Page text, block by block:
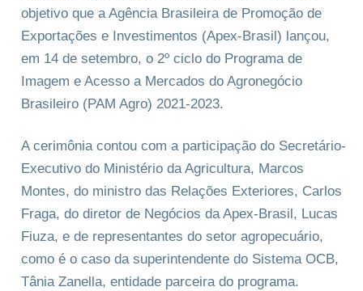
objetivo que a Agência Brasileira de Promoção de
Exportações e Investimentos (Apex-Brasil) lançou,
em 14 de setembro, o 2º ciclo do Programa de
Imagem e Acesso a Mercados do Agronegócio
Brasileiro (PAM Agro) 2021-2023.
A cerimônia contou com a participação do Secretário-
Executivo do Ministério da Agricultura, Marcos
Montes, do ministro das Relações Exteriores, Carlos
Fraga, do diretor de Negócios da Apex-Brasil, Lucas
Fiuza, e de representantes do setor agropecuário,
como é o caso da superintendente do Sistema OCB,
Tânia Zanella, entidade parceira do programa.